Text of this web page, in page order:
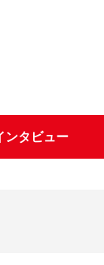
ンタビュー